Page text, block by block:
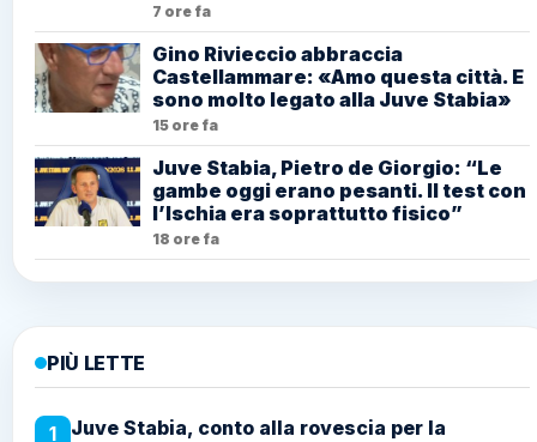
7 ore fa
Gino Rivieccio abbraccia
Castellammare: «Amo questa città. E
sono molto legato alla Juve Stabia»
15 ore fa
Juve Stabia, Pietro de Giorgio: “Le
gambe oggi erano pesanti. Il test con
l’Ischia era soprattutto fisico”
18 ore fa
PIÙ LETTE
1
Juve Stabia, conto alla rovescia per la